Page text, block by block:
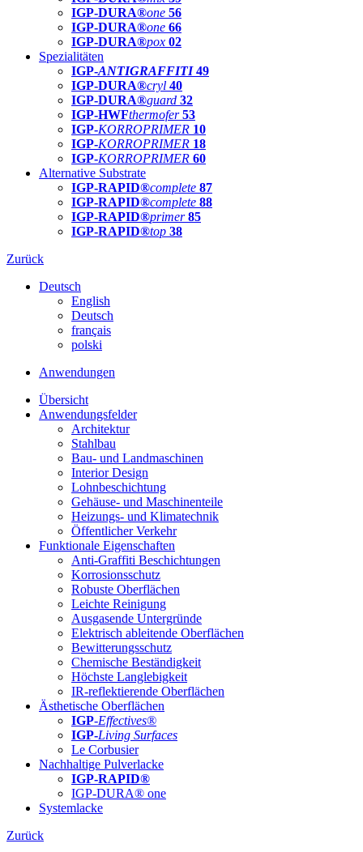
IGP-DURA®one 56
IGP-DURA®one 66
IGP-DURA®pox 02
Spezialitäten
IGP-ANTIGRAFFITI49
IGP-DURA®cryl 40
IGP-DURA®guard 32
IGP-HWFthermofer 53
IGP-KORROPRIMER 10
IGP-KORROPRIMER 18
IGP-KORROPRIMER 60
Alternative Substrate
IGP-RAPID®complete 87
IGP-RAPID®complete 88
IGP-RAPID®primer 85
IGP-RAPID®top 38
Zurück
Deutsch
English
Deutsch
français
polski
Anwendungen
Übersicht
Anwendungsfelder
Architektur
Stahlbau
Bau- und Landmaschinen
Interior Design
Lohnbeschichtung
Gehäuse- und Maschinenteile
Heizungs- und Klimatechnik
Öffentlicher Verkehr
Funktionale Eigenschaften
Anti-Graffiti Beschichtungen
Korrosionsschutz
Robuste Oberflächen
Leichte Reinigung
Ausgasende Untergründe
Elektrisch ableitende Oberflächen
Bewitterungsschutz
Chemische Beständigkeit
Höchste Langlebigkeit
IR-reflektierende Oberflächen
Ästhetische Oberflächen
IGP-Effectives®
IGP-Living Surfaces
Le Corbusier
Nachhaltige Pulverlacke
IGP-RAPID®
IGP-DURA® one
Systemlacke
Zurück